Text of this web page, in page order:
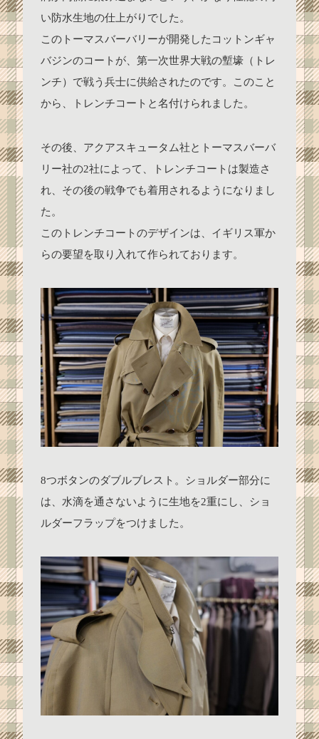
い防水生地の仕上がりでした。
このトーマスバーバリーが開発したコットンギャ
バジンのコートが、第一次世界大戦の塹壕（トレ
ンチ）で戦う兵士に供給されたのです。このこと
から、トレンチコートと名付けられました。
その後、アクアスキュータム社とトーマスバーバ
リー社の2社によって、トレンチコートは製造さ
れ、その後の戦争でも着用されるようになりまし
た。
このトレンチコートのデザインは、イギリス軍か
らの要望を取り入れて作られております。
8つボタンのダブルブレスト。ショルダー部分に
は、水滴を通さないように生地を2重にし、ショ
ルダーフラップをつけました。